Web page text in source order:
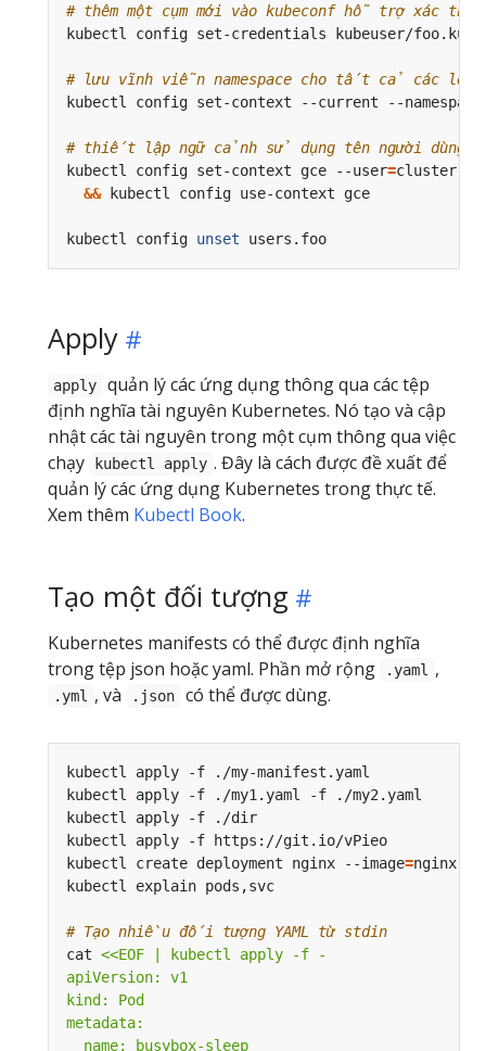
# thêm một cụm mới vào kubeconf hỗ trợ xác
kubectl config set-credentials kubeuser/
# lưu vĩnh viễn namespace cho tất cả các
kubectl config set-context --current --namespace
# thiết lập ngữ cảnh sử dụng tên người dùng
kubectl config set-context gce --user=cluster-
&&
kubectl config unset
Apply
apply
quản lý các ứng dụng thông qua các tệp
định nghĩa tài nguyên Kubernetes. Nó tạo và cập
nhật các tài nguyên trong một cụm thông qua việc
chạy
kubectl apply . Đây là cách được đề xuất để
quản lý các ứng dụng Kubernetes trong thực tế.
Xem thêm Kubectl Book.
Tạo một đối tượng
Kubernetes manifests có thể được định nghĩa
trong tệp json hoặc yaml. Phần mở rộng
.yaml ,
.yml , và .json có thể được dùng.
kubectl apply -f ./my-manifest.yaml
kubectl apply -f ./my1.yaml -f ./my2.yaml
kubectl apply -f ./dir
kubectl apply -f https://git.io/vPieo
kubectl create deployment nginx --image=nginx
kubectl explain pods,svc
# Tạo nhiều đối tượng YAML từ stdin
cat